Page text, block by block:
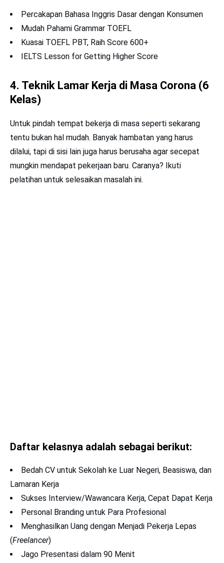
Percakapan Bahasa Inggris Dasar dengan Konsumen
Mudah Pahami Grammar TOEFL
Kuasai TOEFL PBT, Raih Score 600+
IELTS Lesson for Getting Higher Score
4. Teknik Lamar Kerja di Masa Corona (6
Kelas)
Untuk pindah tempat bekerja di masa seperti sekarang
tentu bukan hal mudah. Banyak hambatan yang harus
dilalui, tapi di sisi lain juga harus berusaha agar secepat
mungkin mendapat pekerjaan baru. Caranya? Ikuti
pelatihan untuk selesaikan masalah ini.
Daftar kelasnya adalah sebagai berikut:
Bedah CV untuk Sekolah ke Luar Negeri, Beasiswa, dan
Lamaran Kerja
Sukses Interview/Wawancara Kerja, Cepat Dapat Kerja
Personal Branding untuk Para Profesional
Menghasilkan Uang dengan Menjadi Pekerja Lepas
(Freelancer)
Jago Presentasi dalam 90 Menit